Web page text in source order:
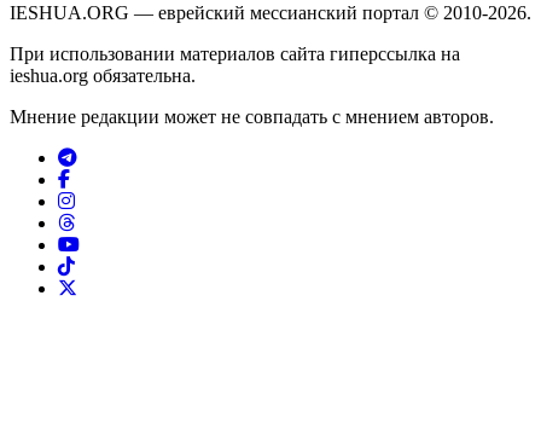
IESHUA.ORG — еврейский мессианский портал © 2010-2026.
При использовании материалов сайта гиперссылка на
ieshua.org обязательна.
Мнение редакции может не совпадать с мнением авторов.